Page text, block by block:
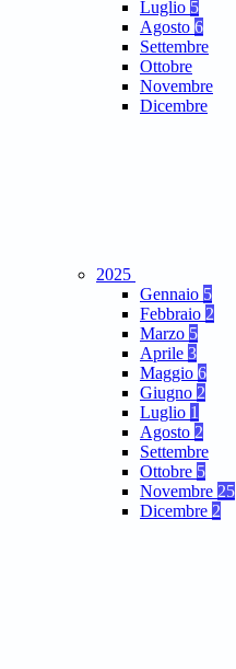
Luglio 5
Agosto 6
Settembre
Ottobre
Novembre
Dicembre
2025
Gennaio 5
Febbraio 2
Marzo 5
Aprile 3
Maggio 6
Giugno 2
Luglio 1
Agosto 2
Settembre
Ottobre 5
Novembre 25
Dicembre 2